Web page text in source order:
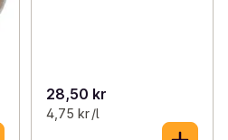
28,50 kr
4,75 kr /l